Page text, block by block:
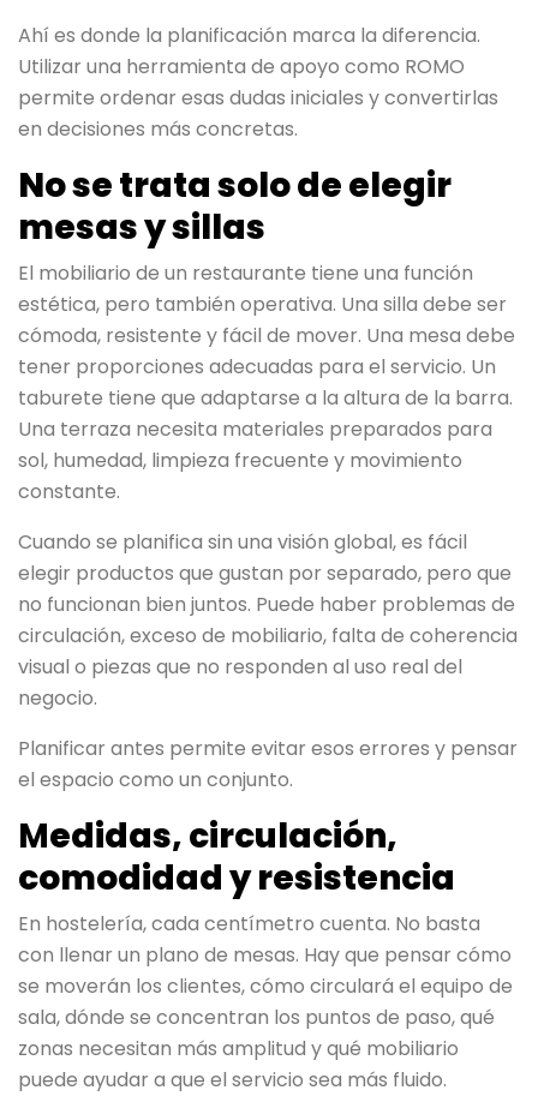
Ahí es donde la planificación marca la diferencia.
Utilizar una herramienta de apoyo como ROMO
permite ordenar esas dudas iniciales y convertirlas
en decisiones más concretas.
No se trata solo de elegir
mesas y sillas
El mobiliario de un restaurante tiene una función
estética, pero también operativa. Una silla debe ser
cómoda, resistente y fácil de mover. Una mesa debe
tener proporciones adecuadas para el servicio. Un
taburete tiene que adaptarse a la altura de la barra.
Una terraza necesita materiales preparados para
sol, humedad, limpieza frecuente y movimiento
constante.
Cuando se planifica sin una visión global, es fácil
elegir productos que gustan por separado, pero que
no funcionan bien juntos. Puede haber problemas de
circulación, exceso de mobiliario, falta de coherencia
visual o piezas que no responden al uso real del
negocio.
Planificar antes permite evitar esos errores y pensar
el espacio como un conjunto.
Medidas, circulación,
comodidad y resistencia
En hostelería, cada centímetro cuenta. No basta
con llenar un plano de mesas. Hay que pensar cómo
se moverán los clientes, cómo circulará el equipo de
sala, dónde se concentran los puntos de paso, qué
zonas necesitan más amplitud y qué mobiliario
puede ayudar a que el servicio sea más fluido.